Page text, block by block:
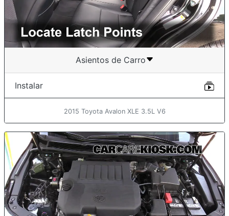
Asientos de Carro
Instalar
2015 Toyota Avalon XLE 3.5L V6